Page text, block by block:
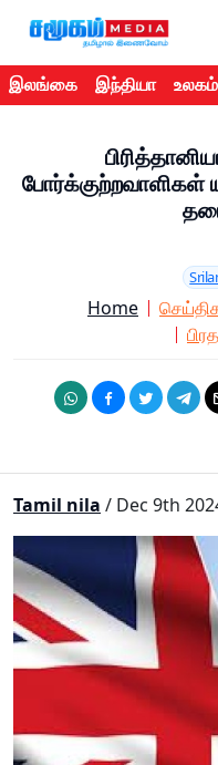
இலங்கை இந்தியா உலகம்
போர்க்குற்றவாளிகள்
Home
Tamil nila / Dec 9th